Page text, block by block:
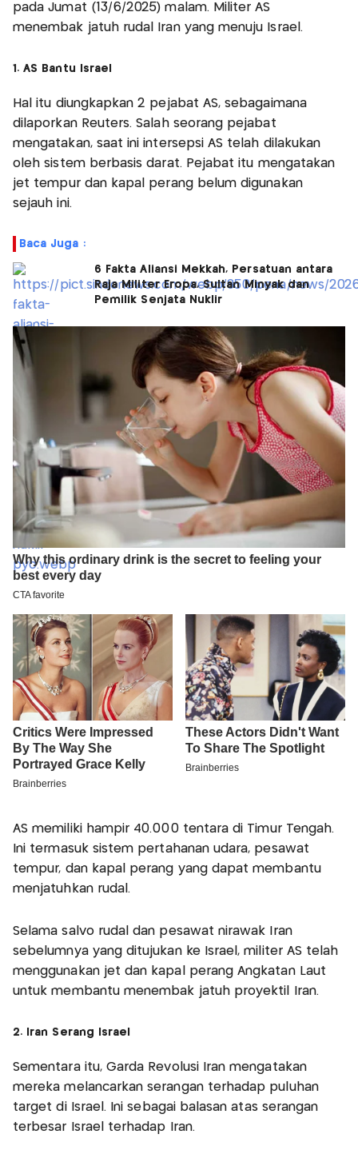
pada Jumat (13/6/2025) malam. Militer AS
menembak jatuh rudal Iran yang menuju Israel.
1. AS Bantu Israel
Hal itu diungkapkan 2 pejabat AS, sebagaimana
dilaporkan Reuters. Salah seorang pejabat
mengatakan, saat ini intersepsi AS telah dilakukan
oleh sistem berbasis darat. Pejabat itu mengatakan
jet tempur dan kapal perang belum digunakan
sejauh ini.
Baca Juga :
6 Fakta Aliansi Mekkah, Persatuan antara
Raja Militer Eropa, Sultan Minyak dan
Pemilik Senjata Nuklir
AS memiliki hampir 40.000 tentara di Timur Tengah.
Ini termasuk sistem pertahanan udara, pesawat
tempur, dan kapal perang yang dapat membantu
menjatuhkan rudal.
Selama salvo rudal dan pesawat nirawak Iran
sebelumnya yang ditujukan ke Israel, militer AS telah
menggunakan jet dan kapal perang Angkatan Laut
untuk membantu menembak jatuh proyektil Iran.
2. Iran Serang Israel
Sementara itu, Garda Revolusi Iran mengatakan
mereka melancarkan serangan terhadap puluhan
target di Israel. Ini sebagai balasan atas serangan
terbesar Israel terhadap Iran.